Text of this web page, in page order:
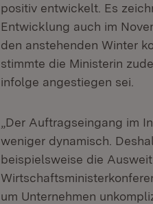
positiv entwickelt. Es
Entwicklung auch im
den anstehenden Winter
stimmte die Ministerin
infolge angestiegen sei.
„Der Auftragseingang im
weniger dynamisch.
beispielsweise die
um Unternehmen